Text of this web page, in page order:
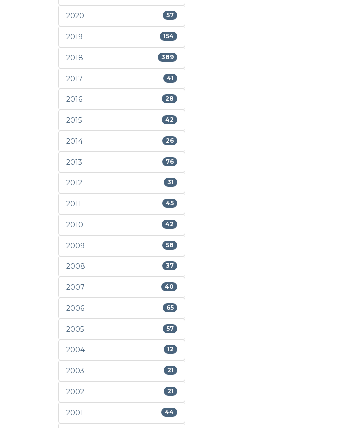
2020 57
2019 154
2018 389
2017 41
2016 28
2015 42
2014 26
2013 76
2012 31
2011 45
2010 42
2009 58
2008 37
2007 40
2006 65
2005 57
2004 12
2003 21
2002 21
2001 44